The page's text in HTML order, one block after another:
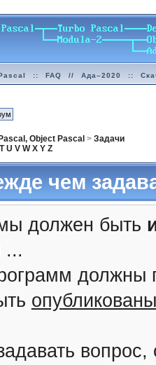
:: FAQ // Ада–2020 ::
Pascal, Object Pascal > Задачи
T U V W X Y Z
чем
должен быть
...
должны
вопрос,